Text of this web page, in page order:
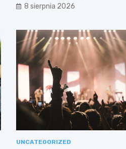
8 sierpnia 2026
UNCATEGORIZED